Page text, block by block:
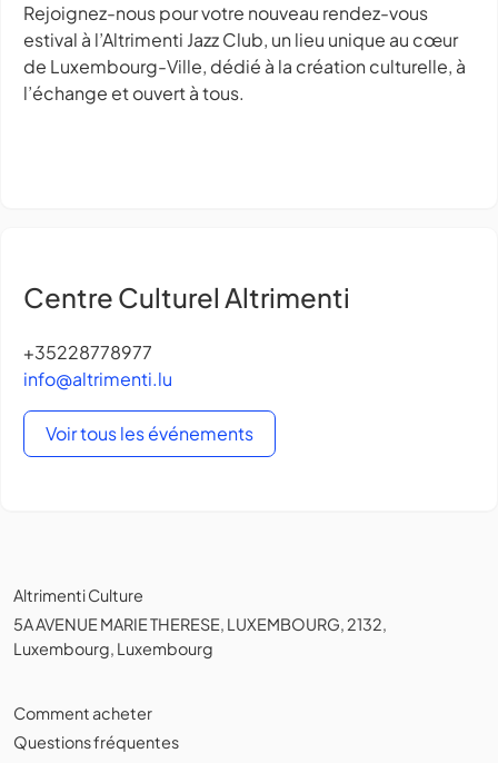
Rejoignez-nous pour votre nouveau rendez-vous
estival à l’Altrimenti Jazz Club, un lieu unique au cœur
de Luxembourg-Ville, dédié à la création culturelle, à
l’échange et ouvert à tous.
Centre Culturel Altrimenti
+35228778977
info@altrimenti.lu
Voir tous les événements
Altrimenti Culture
5A AVENUE MARIE THERESE, LUXEMBOURG, 2132,
Luxembourg, Luxembourg
Comment acheter
Questions fréquentes